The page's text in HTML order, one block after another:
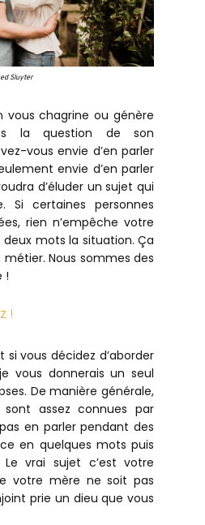
Sluyter
vous chagrine ou génère
la question de son
vous envie d’en parler
envie d’en parler
d’éluder un sujet qui
Si certaines personnes
rien n’empêche votre
mots la situation. Ça
Nous sommes des
!
!
si vous décidez d’aborder
vous donnerais un seul
De manière générale,
assez connues par
en parler pendant des
en quelques mots puis
vrai sujet c’est votre
votre mère ne soit pas
prie un dieu que vous